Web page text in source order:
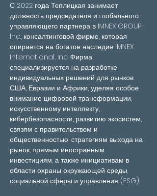
С 2022 года Теплицкая занимает
должность председателя и глобального
управляющего партнера в IMNEX GROUP,
Inc., консалтинговой фирме, которая
опирается на богатое наследие IMNEX
International, Inc. Фирма
специализируется на разработке
индивидуальных решений для рынков
США, Евразии и Африки, уделяя особое
внимание цифровой трансформации,
искусственному интеллекту,
кибербезопасности, развитию экосистем,
связям с правительством и
общественностью, стратегиям выхода на
рынок, прямым иностранным
инвестициям, а также инициативам в
области охраны окружающей среды,
социальной сферы и управления (ESG).